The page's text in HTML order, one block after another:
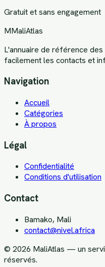
Gratuit et sans engagement
MMaliAtlas
L'annuaire de référence
facilement les contacts et
Navigation
Accueil
Catégories
À propos
Légal
Confidentialité
Conditions d'utilisation
Contact
Bamako, Mali
contact@nivel.africa
© 2026 MaliAtlas — un
réservés.